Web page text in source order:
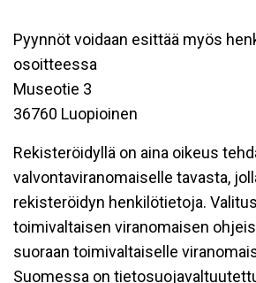
Pyynnöt voidaan esittää myös
osoitteessa
Museotie 3
36760 Luopioinen
Rekisteröidyllä on aina oikeus
valvontaviranomaiselle tavasta,
rekisteröidyn henkilötietoja.
toimivaltaisen viranomaisen
suoraan toimivaltaiselle
Suomessa on